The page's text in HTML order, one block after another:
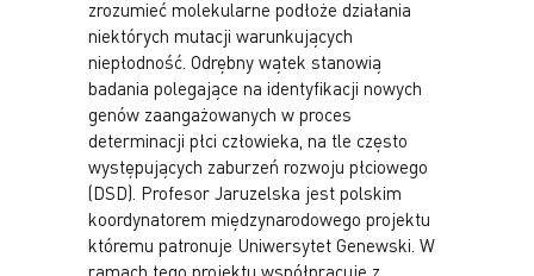
zrozumieć molekularne podłoże działania
niektórych mutacji warunkujących
niepłodność. Odrębny wątek stanowią
badania polegające na identyfikacji nowych
genów zaangażowanych w proces
determinacji płci człowieka, na tle często
występujących zaburzeń rozwoju płciowego
(DSD). Profesor Jaruzelska jest polskim
koordynatorem międzynarodowego projektu
któremu patronuje Uniwersytet Genewski. W
ramach tego projektu współpracuje z